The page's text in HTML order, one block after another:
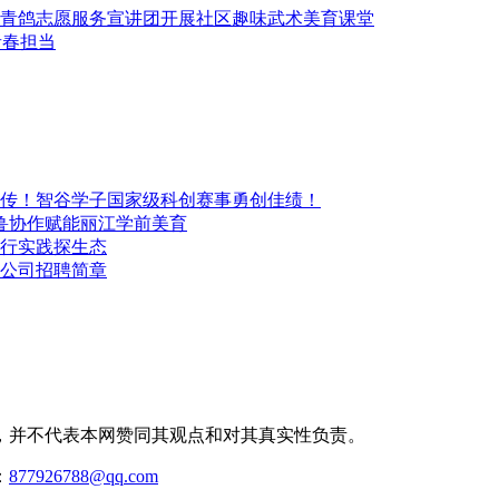
志愿服务宣讲团开展社区趣味武术美育课堂
担当
！智谷学子国家级科创赛事勇创佳绩！
协作赋能丽江学前美育
实践探生态
司招聘简章
不代表本网赞同其观点和对其真实性负责。
877926788@qq.com